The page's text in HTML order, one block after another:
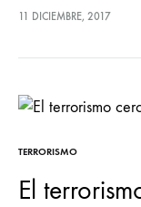
11 DICIEMBRE, 2017
TERRORISMO
El